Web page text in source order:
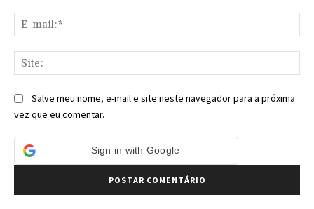
Salve meu nome, e-mail e site neste navegador para a próxima
vez que eu comentar.
Sign in with Google